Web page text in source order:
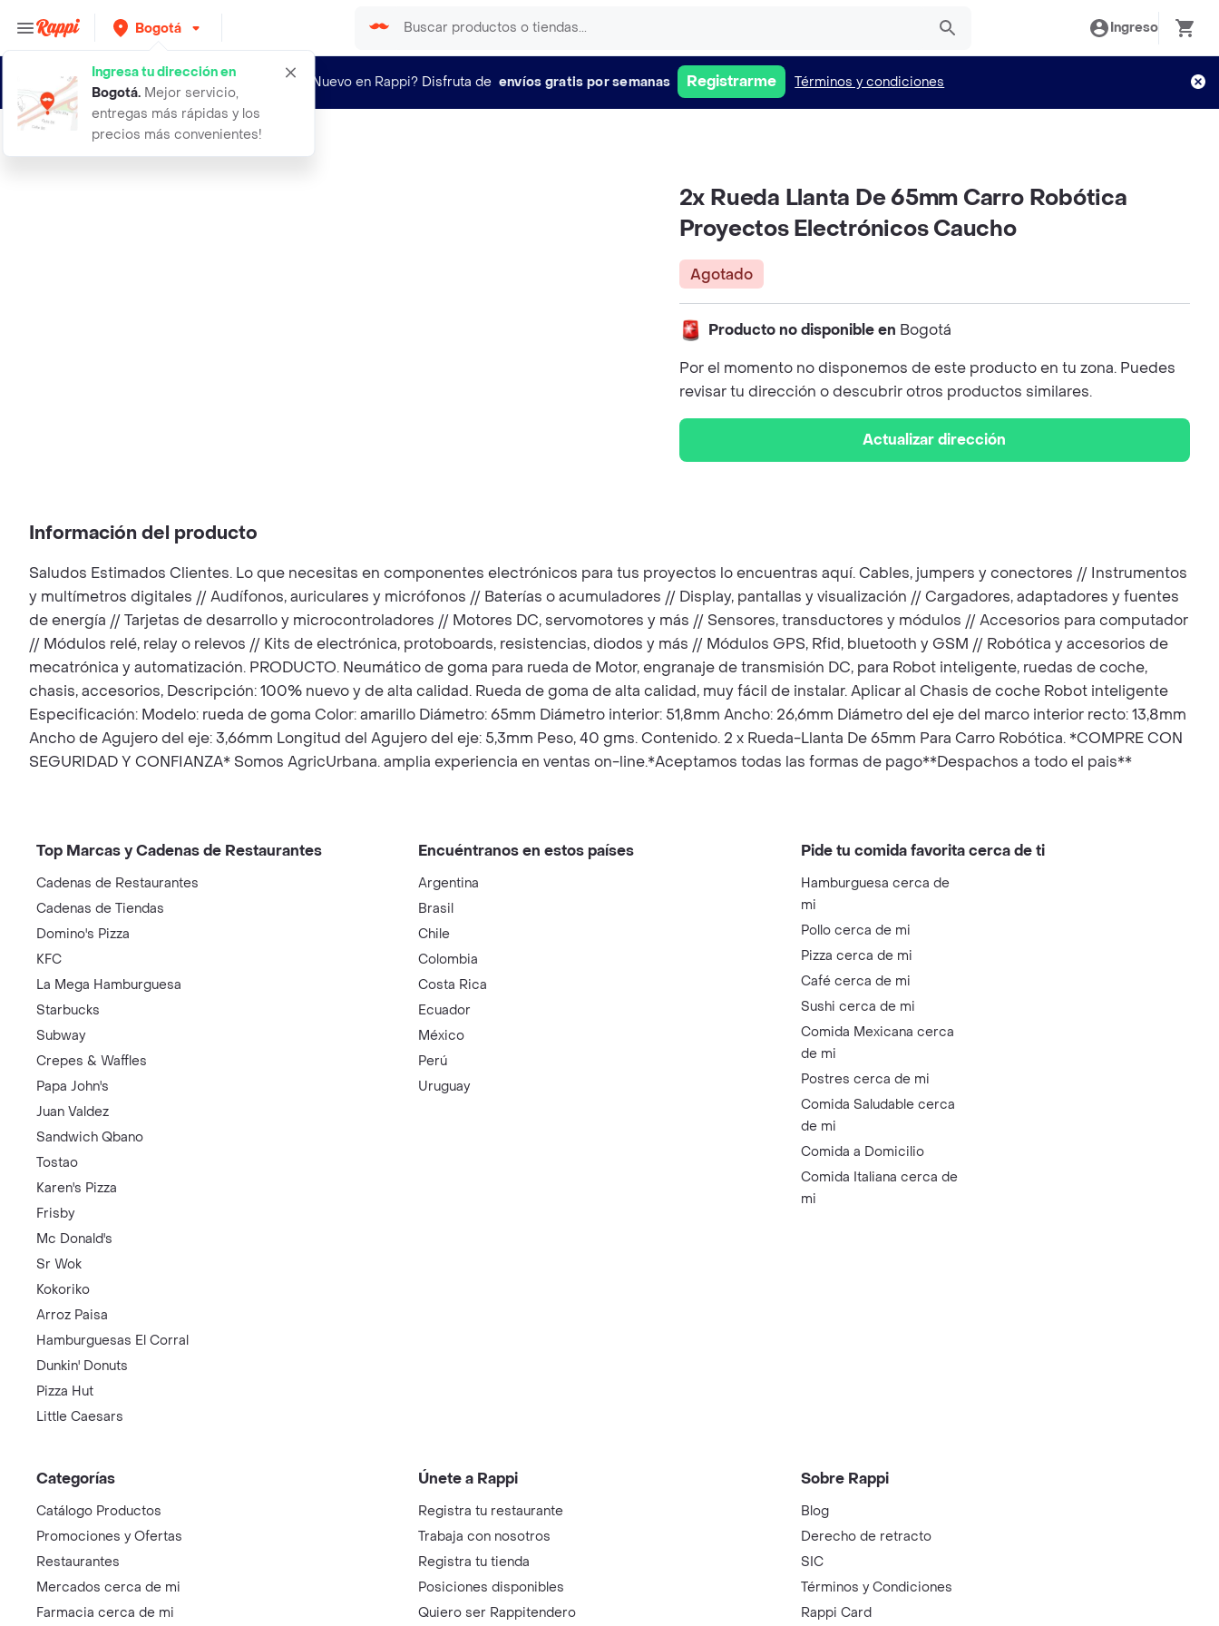
Bogotá
Ingresa tu dirección en
Bogotá. Mejor servicio,
entregas más rápidas y los
precios más convenientes!
Ingreso
¿Nuevo en Rappi? Disfruta de envíos gratis por semanas Registrarme Términos y condiciones
2x rueda llanta de 65mm carro robot
2x Rueda Llanta De 65mm Carro Robótica
Proyectos Electrónicos Caucho
Agotado
Producto no disponible en Bogotá
Por el momento no disponemos de este producto en tu zona. Puedes
revisar tu dirección o descubrir otros productos similares.
Actualizar dirección
Información del producto
Saludos Estimados Clientes. Lo que necesitas en componentes electrónicos para tus proyectos lo encuentras aquí. Cables, jumpers y conectores // Instrumentos
y multímetros digitales // Audífonos, auriculares y micrófonos // Baterías o acumuladores // Display, pantallas y visualización // Cargadores, adaptadores y fuentes
de energía // Tarjetas de desarrollo y microcontroladores // Motores DC, servomotores y más // Sensores, transductores y módulos // Accesorios para computador
// Módulos relé, relay o relevos // Kits de electrónica, protoboards, resistencias, diodos y más // Módulos GPS, Rfid, bluetooth y GSM // Robótica y accesorios de
mecatrónica y automatización. PRODUCTO. Neumático de goma para rueda de Motor, engranaje de transmisión DC, para Robot inteligente, ruedas de coche,
chasis, accesorios, Descripción: 100% nuevo y de alta calidad. Rueda de goma de alta calidad, muy fácil de instalar. Aplicar al Chasis de coche Robot inteligente
Especificación: Modelo: rueda de goma Color: amarillo Diámetro: 65mm Diámetro interior: 51,8mm Ancho: 26,6mm Diámetro del eje del marco interior recto: 13,8mm
Ancho de Agujero del eje: 3,66mm Longitud del Agujero del eje: 5,3mm Peso, 40 gms. Contenido. 2 x Rueda-Llanta De 65mm Para Carro Robótica. *COMPRE CON
SEGURIDAD Y CONFIANZA* Somos AgricUrbana. amplia experiencia en ventas on-line.*Aceptamos todas las formas de pago**Despachos a todo el pais**
Top Marcas y Cadenas de Restaurantes
Cadenas de Restaurantes
Cadenas de Tiendas
Domino's Pizza
KFC
La Mega Hamburguesa
Starbucks
Subway
Crepes & Waffles
Papa John's
Juan Valdez
Sandwich Qbano
Tostao
Karen's Pizza
Frisby
Mc Donald's
Sr Wok
Kokoriko
Arroz Paisa
Hamburguesas El Corral
Dunkin' Donuts
Pizza Hut
Little Caesars
Encuéntranos en estos países
Argentina
Brasil
Chile
Colombia
Costa Rica
Ecuador
México
Perú
Uruguay
Pide tu comida favorita cerca de ti
Hamburguesa cerca de
mi
Pollo cerca de mi
Pizza cerca de mi
Café cerca de mi
Sushi cerca de mi
Comida Mexicana cerca
de mi
Postres cerca de mi
Comida Saludable cerca
de mi
Comida a Domicilio
Comida Italiana cerca de
mi
Categorías
Catálogo Productos
Promociones y Ofertas
Restaurantes
Mercados cerca de mi
Farmacia cerca de mi
Únete a Rappi
Registra tu restaurante
Trabaja con nosotros
Registra tu tienda
Posiciones disponibles
Quiero ser Rappitendero
Sobre Rappi
Blog
Derecho de retracto
SIC
Términos y Condiciones
Rappi Card